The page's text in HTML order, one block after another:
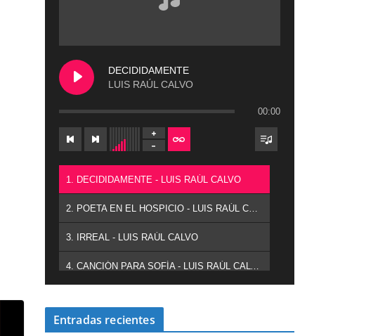
DECIDIDAMENTE
LUIS RAÚL CALVO
00:00
1. DECIDIDAMENTE - LUIS RAÚL CALVO
2. POETA EN EL HOSPICIO - LUIS RAÚL CALVO
3. IRREAL - LUIS RAÚL CALVO
Entradas recientes